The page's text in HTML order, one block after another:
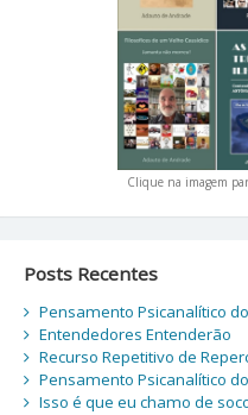
Clique na imagem
Posts Recentes
Pensamento Psicanalítico
Entendedores Entenderão
Recurso Repetitivo de
Pensamento Psicanalítico
Isso é que eu chamo de